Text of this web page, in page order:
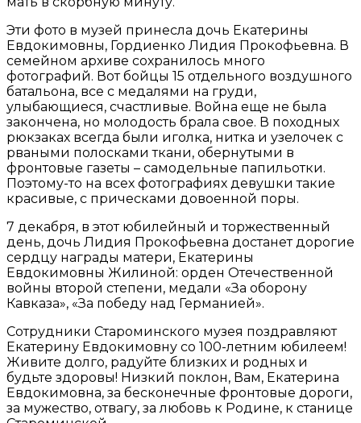
Эти фото в музей принесла дочь Екатерины
Евдокимовны, Гордиенко Лидия Прокофьевна. В
семейном архиве сохранилось много
фотографий. Вот бойцы 15 отдельного воздушного
батальона, все с медалями на груди,
улыбающиеся, счастливые. Война еще не была
закончена, но молодость брала свое. В походных
рюкзаках всегда были иголка, нитка и узелочек с
рваными полосками ткани, обернутыми в
фронтовые газеты – самодельные папильотки.
Поэтому-то на всех фотографиях девушки такие
красивые, с прическами довоенной поры.
7 декабря, в этот юбилейный и торжественный
день, дочь Лидия Прокофьевна достанет дорогие
сердцу награды матери, Екатерины
Евдокимовны Жилиной: орден Отечественной
войны второй степени, медали «За оборону
Кавказа», «За победу над Германией».
Сотрудники Староминского музея поздравляют
Екатерину Евдокимовну со 100-летним юбилеем!
Живите долго, радуйте близких и родных и
будьте здоровы! Низкий поклон, Вам, Екатерина
Евдокимовна, за бесконечные фронтовые дороги,
за мужество, отвагу, за любовь к Родине, к станице